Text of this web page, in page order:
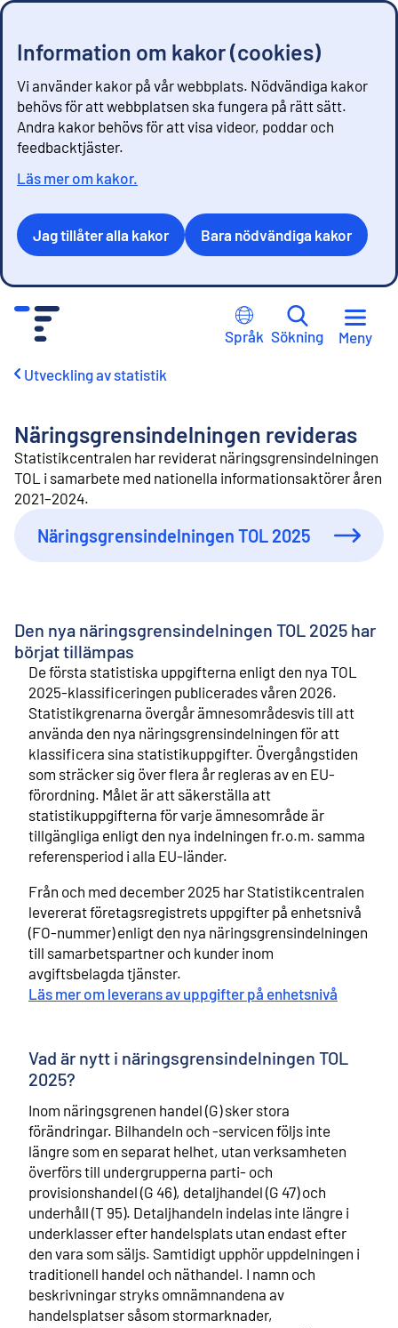
Information om kakor (cookies)
Vi använder kakor på vår webbplats. Nödvändiga kakor
behövs för att webbplatsen ska fungera på rätt sätt.
Andra kakor behövs för att visa videor, poddar och
feedbacktjäster.
Läs mer om kakor.
Jag tillåter alla kakor Bara nödvändiga kakor
Språk Sökning Meny
Utveckling av statistik
Näringsgrensindelningen revideras
Statistikcentralen har reviderat näringsgrensindelningen
TOL i samarbete med nationella informationsaktörer åren
2021–2024.
Näringsgrensindelningen TOL 2025
Den nya näringsgrensindelningen TOL 2025 har
börjat tillämpas
De första statistiska uppgifterna enligt den nya TOL
2025‑klassificeringen publicerades våren 2026.
Statistikgrenarna övergår ämnesområdesvis till att
använda den nya näringsgrensindelningen för att
klassificera sina statistikuppgifter. Övergångstiden
som sträcker sig över flera år regleras av en EU-
förordning. Målet är att säkerställa att
statistikuppgifterna för varje ämnesområde är
tillgängliga enligt den nya indelningen fr.o.m. samma
referensperiod i alla EU-länder.
Från och med december 2025 har Statistikcentralen
levererat företagsregistrets uppgifter på enhetsnivå
(FO-nummer) enligt den nya näringsgrensindelningen
till samarbetspartner och kunder inom
avgiftsbelagda tjänster.
Läs mer om leverans av uppgifter på enhetsnivå
Vad är nytt i näringsgrensindelningen TOL
2025?
Inom näringsgrenen handel (G) sker stora
förändringar. Bilhandeln och -servicen följs inte
längre som en separat helhet, utan verksamheten
överförs till undergrupperna parti- och
provisionshandel (G 46), detaljhandel (G 47) och
underhåll (T 95). Detaljhandeln indelas inte längre i
underklasser efter handelsplats utan endast efter
den vara som säljs. Samtidigt upphör uppdelningen i
traditionell handel och näthandel. I namn och
beskrivningar stryks omnämnandena av
handelsplatser såsom stormarknader,